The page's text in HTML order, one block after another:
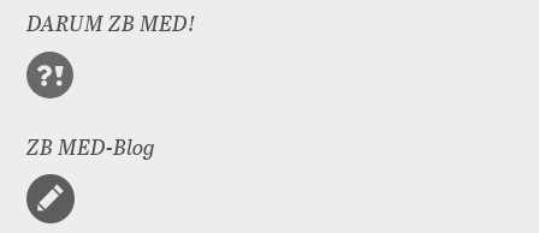
DARUM ZB MED!
ZB MED-Blog